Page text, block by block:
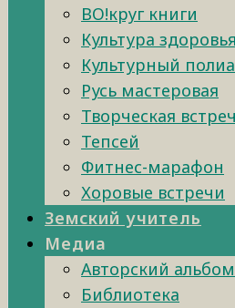
ВО!круг книги
Культура
Культурный
Русь мастеровая
Творческая
Тепсей
Фитнес-марафон
Хоровые встречи
Земский учитель
Медиа
Авторский альбом
Библиотека